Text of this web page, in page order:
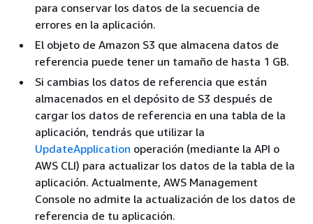
para conservar los datos de la secuencia de
errores en la aplicación.
El objeto de Amazon S3 que almacena datos de
referencia puede tener un tamaño de hasta 1 GB.
Si cambias los datos de referencia que están
almacenados en el depósito de S3 después de
cargar los datos de referencia en una tabla de la
aplicación, tendrás que utilizar la
UpdateApplication operación (mediante la API o
AWS CLI) para actualizar los datos de la tabla de la
aplicación. Actualmente, AWS Management
Console no admite la actualización de los datos de
referencia de tu aplicación.